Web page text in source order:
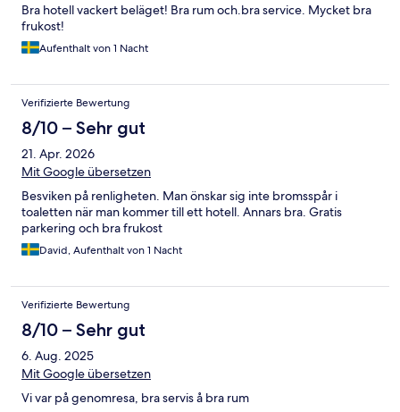
Bra hotell vackert beläget! Bra rum och.bra service. Mycket bra
frukost!
Aufenthalt von 1 Nacht
Verifizierte Bewertung
8/10 – Sehr gut
21. Apr. 2026
Mit Google übersetzen
Besviken på renligheten. Man önskar sig inte bromsspår i
toaletten när man kommer till ett hotell. Annars bra. Gratis
parkering och bra frukost
David, Aufenthalt von 1 Nacht
Verifizierte Bewertung
8/10 – Sehr gut
6. Aug. 2025
Mit Google übersetzen
Vi var på genomresa, bra servis å bra rum